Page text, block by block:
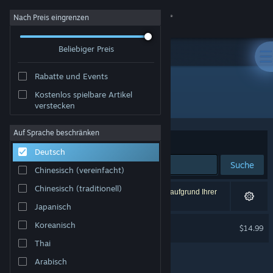
Anmelden
Info
Support
Sprache ändern
Steam-Mobile-App herunterladen
Desktopversion anzeigen
Nach Preis eingrenzen
Beliebiger Preis
Rabatte und Events
Kostenlos spielbare Artikel
verstecken
Auf Sprache beschränken
Deutsch
Chinesisch (vereinfacht)
Chinesisch (traditionell)
Japanisch
Koreanisch
Thai
Arabisch
Entwickler: Wolfdog Interactive
Sortieren nach Relevanz
Suche
1 Ergebnis entspricht Ihrer Suche. 1 Titel wurde aufgrund Ihrer
Einstellungen ausgeschlossen.
$14.99